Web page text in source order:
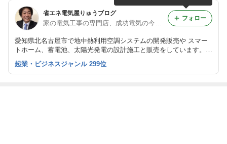
省エネ電気屋りゅうブログ
愛知県北名古屋市で地中熱利用空調システムの開発販売や スマー
トホーム、蓄電池、太陽光発電の設計施工と販売をしています。
日本一の省エネ専門店を目指しています。
フォロー
起業・ビジネスジャンル 299位